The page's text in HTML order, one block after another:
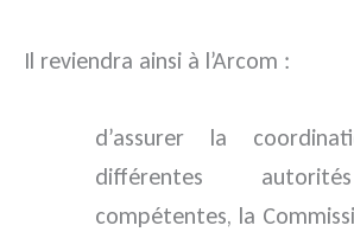
Il reviendra ainsi à l’Arcom :
d’assurer la
différentes
compétentes, la